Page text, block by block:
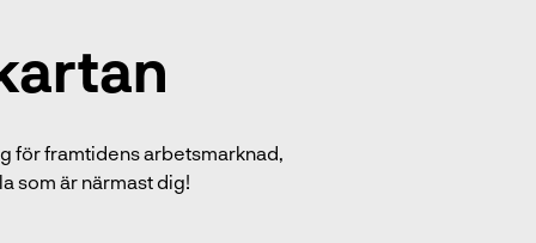
för framtidens arbetsmarknad,
som är närmast dig!